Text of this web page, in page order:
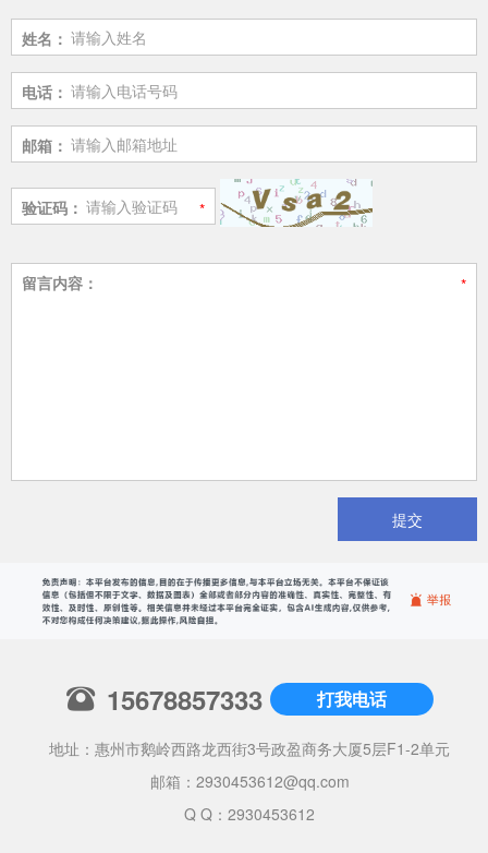
姓名：
电话：
邮箱：
验证码：
留言内容：
提交
15678857333 打我电话
地址：惠州市鹅岭西路龙西街3号政盈商务大厦5层F1-2单元
邮箱： 2930453612@qq.com
Q Q：2930453612